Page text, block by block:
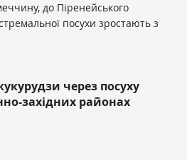
до Піренейського
посухи зростають з
через посуху
західних районах